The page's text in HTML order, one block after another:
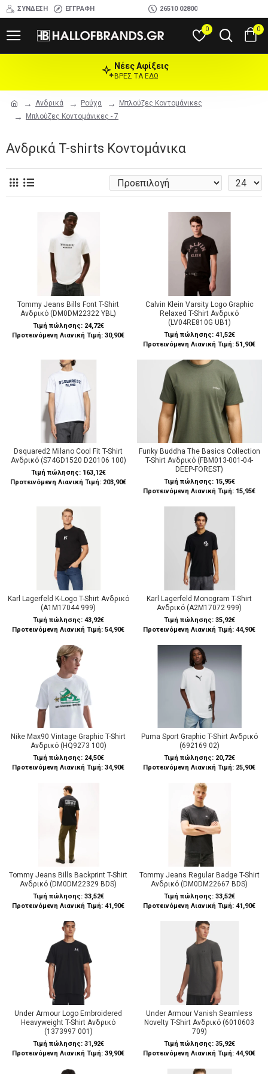
ΣΎΝΔΕΣΗ ΕΓΓΡΑΦΉ 26510 02800
0 0
Ανδρικά Ρούχα
Μπλούζες Κοντομάνικες
Μπλούζες Κοντομάνικες - 7
Νέες Αφίξεις
ΒΡΕΣ ΤΑ ΕΔΩ
Ανδρικά T-shirts Κοντομάνικα
Tommy Jeans Bills Font T-Shirt
Ανδρικό (DM0DM22322 YBL)
Τιμή πώλησης: 24,72€
Προτεινόμενη Λιανική Τιμή: 30,90€
Calvin Klein Varsity Logo Graphic
Relaxed T-Shirt Ανδρικό
(LV04RE810G UB1)
Τιμή πώλησης: 41,52€
Προτεινόμενη Λιανική Τιμή: 51,90€
Dsquared2 Milano Cool Fit T-Shirt
Ανδρικό (S74GD1520 D20106 100)
Τιμή πώλησης: 163,12€
Προτεινόμενη Λιανική Τιμή: 203,90€
Funky Buddha The Basics Collection
T-Shirt Ανδρικό (FBM013-001-04-
DEEP-FOREST)
Τιμή πώλησης: 15,95€
Προτεινόμενη Λιανική Τιμή: 15,95€
Karl Lagerfeld K-Logo T-Shirt Ανδρικό
(A1M17044 999)
Τιμή πώλησης: 43,92€
Προτεινόμενη Λιανική Τιμή: 54,90€
Karl Lagerfeld Monogram T-Shirt
Ανδρικό (A2M17072 999)
Τιμή πώλησης: 35,92€
Προτεινόμενη Λιανική Τιμή: 44,90€
Nike Max90 Vintage Graphic T-Shirt
Ανδρικό (HQ9273 100)
Τιμή πώλησης: 24,50€
Προτεινόμενη Λιανική Τιμή: 34,90€
Puma Sport Graphic T-Shirt Ανδρικό
(692169 02)
Τιμή πώλησης: 20,72€
Προτεινόμενη Λιανική Τιμή: 25,90€
Tommy Jeans Bills Backprint T-Shirt
Ανδρικό (DM0DM22329 BDS)
Τιμή πώλησης: 33,52€
Προτεινόμενη Λιανική Τιμή: 41,90€
Tommy Jeans Regular Badge T-Shirt
Ανδρικό (DM0DM22667 BDS)
Τιμή πώλησης: 33,52€
Προτεινόμενη Λιανική Τιμή: 41,90€
Under Armour Logo Embroidered
Heavyweight T-Shirt Ανδρικό
(1373997 001)
Τιμή πώλησης: 31,92€
Προτεινόμενη Λιανική Τιμή: 39,90€
Under Armour Vanish Seamless
Novelty T-Shirt Ανδρικό (6010603
709)
Τιμή πώλησης: 35,92€
Προτεινόμενη Λιανική Τιμή: 44,90€